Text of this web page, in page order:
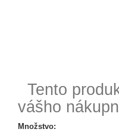
Tento
vášho
Množstvo: